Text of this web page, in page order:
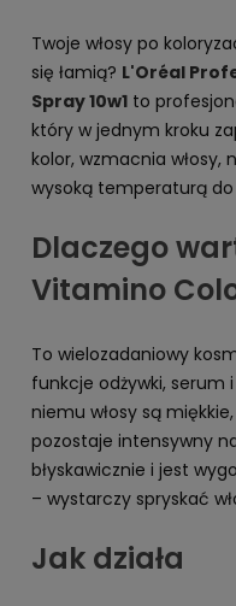
Twoje włosy po
się łamią? L'Oréal
Spray 10w1 to
który w jednym kroku
kolor, wzmacnia włosy,
wysoką temperaturą do
Dlaczego
Vitamino
To wielozadaniowy
funkcje odżywki, serum
niemu włosy są
pozostaje intensywny
błyskawicznie i jest
– wystarczy spryskać
Jak działa